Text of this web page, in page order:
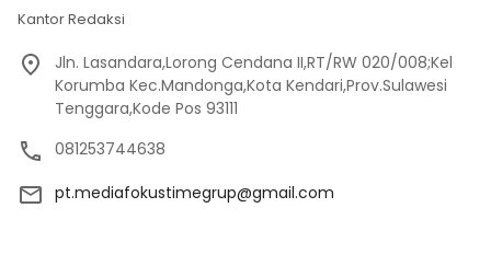
Kantor Redaksi
Jln. Lasandara,Lorong Cendana II,RT/RW 020/008;Kel
Korumba Kec.Mandonga,Kota Kendari,Prov.Sulawesi
Tenggara,Kode Pos 93111
081253744638
pt.mediafokustimegrup@gmail.com